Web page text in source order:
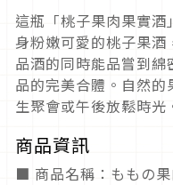
這瓶「桃子果肉果實
身粉嫩可愛的桃子果
品酒的同時能品嘗到
品的完美合體。自然
生聚會或午後放鬆時光
商品資訊
■ 商品名稱：ももの